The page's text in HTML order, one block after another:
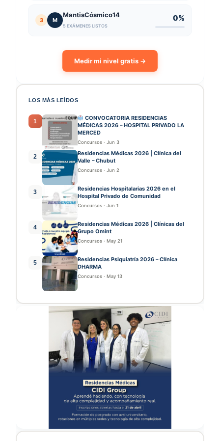
3 M
MantisCósmico14
5 EXÁMENES LISTOS
0%
Medir mi nivel gratis →
LOS MÁS LEÍDOS
1
CONVOCATORIA RESIDENCIAS
MÉDICAS 2026 – HOSPITAL PRIVADO LA
MERCED
Concursos · Jun 3
2
Residencias Médicas 2026 | Clínica del
Valle – Chubut
Concursos · Jun 2
3
Residencias Hospitalarias 2026 en el
Hospital Privado de Comunidad
Concursos · Jun 1
4
Residencias Médicas 2026 | Clínicas del
Grupo Omint
Concursos · May 21
5
Residencias Psiquiatría 2026 – Clínica
DHARMA
Concursos · May 13